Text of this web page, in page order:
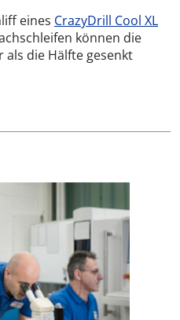
eines CrazyDrill Cool XL
können die
die Hälfte gesenkt